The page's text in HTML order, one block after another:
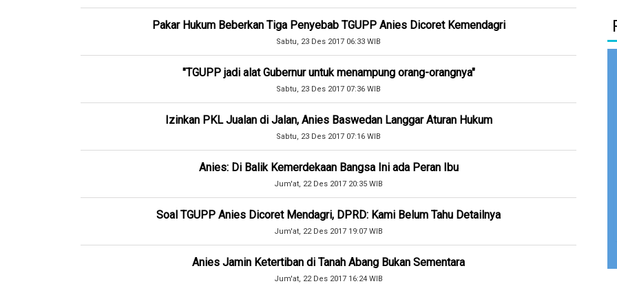
Pakar Hukum Beberkan Tiga Penyebab TGUPP Anies Dicoret Kemendagri
Sabtu, 23 Des 2017 06:33 WIB
"TGUPP jadi alat Gubernur untuk menampung orang-orangnya"
Sabtu, 23 Des 2017 07:36 WIB
Izinkan PKL Jualan di Jalan, Anies Baswedan Langgar Aturan Hukum
Sabtu, 23 Des 2017 07:16 WIB
Anies: Di Balik Kemerdekaan Bangsa Ini ada Peran Ibu
Jum'at, 22 Des 2017 20:35 WIB
Soal TGUPP Anies Dicoret Mendagri, DPRD: Kami Belum Tahu Detailnya
Jum'at, 22 Des 2017 19:07 WIB
Anies Jamin Ketertiban di Tanah Abang Bukan Sementara
Jum'at, 22 Des 2017 16:24 WIB